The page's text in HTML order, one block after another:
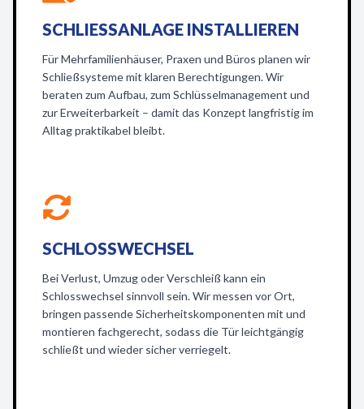
SCHLIESSANLAGE INSTALLIEREN
Für Mehrfamilienhäuser, Praxen und Büros planen wir
Schließsysteme mit klaren Berechtigungen. Wir
beraten zum Aufbau, zum Schlüsselmanagement und
zur Erweiterbarkeit – damit das Konzept langfristig im
Alltag praktikabel bleibt.
SCHLOSSWECHSEL
Bei Verlust, Umzug oder Verschleiß kann ein
Schlosswechsel sinnvoll sein. Wir messen vor Ort,
bringen passende Sicherheitskomponenten mit und
montieren fachgerecht, sodass die Tür leichtgängig
schließt und wieder sicher verriegelt.